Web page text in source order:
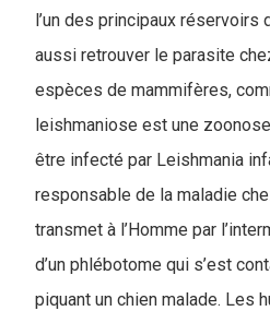
l’un des principaux réservoirs
aussi retrouver le parasite
espèces de mammifères,
leishmaniose est une
être infecté par Leishmania
responsable de la maladie
transmet à l’Homme par
d’un phlébotome qui s’est
piquant un chien malade. Les